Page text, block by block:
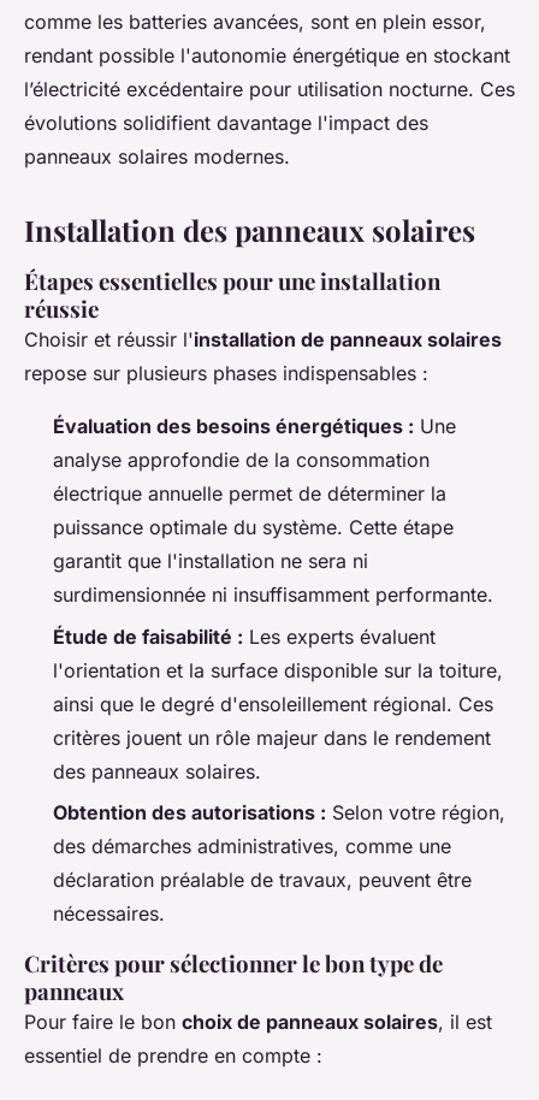
comme les batteries avancées, sont en plein essor,
rendant possible l'autonomie énergétique en stockant
l’électricité excédentaire pour utilisation nocturne. Ces
évolutions solidifient davantage l'impact des
panneaux solaires modernes.
Installation des panneaux solaires
Étapes essentielles pour une installation
réussie
Choisir et réussir l'installation de panneaux solaires
repose sur plusieurs phases indispensables :
Évaluation des besoins énergétiques : Une
analyse approfondie de la consommation
électrique annuelle permet de déterminer la
puissance optimale du système. Cette étape
garantit que l'installation ne sera ni
surdimensionnée ni insuffisamment performante.
Étude de faisabilité : Les experts évaluent
l'orientation et la surface disponible sur la toiture,
ainsi que le degré d'ensoleillement régional. Ces
critères jouent un rôle majeur dans le rendement
des panneaux solaires.
Obtention des autorisations : Selon votre région,
des démarches administratives, comme une
déclaration préalable de travaux, peuvent être
nécessaires.
Critères pour sélectionner le bon type de
panneaux
Pour faire le bon choix de panneaux solaires, il est
essentiel de prendre en compte :